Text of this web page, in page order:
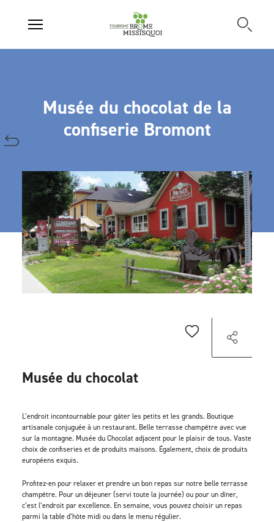
Musée du chocolat de la
confiserie Bromont
Musée du chocolat
L’endroit incontournable pour gâter les petits et les grands. Boutique
artisanale conjuguée à un restaurant. Belle terrasse champêtre avec vue
sur la montagne. Musée du Chocolat adjacent pour le plaisir de tous. Vaste
choix de confiseries et de produits maisons. Également, choix de produits
européens exquis.
Profitez-en pour relaxer et prendre un bon repas sur notre belle terrasse
champêtre. Pour un déjeuner (servi toute la journée) ou pour un dîner,
c’est l’endroit par excellence. En semaine, vous pouvez choisir un repas
parmi la table d’hôte midi ou dans le menu régulier.